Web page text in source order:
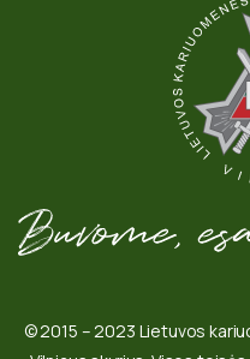
© 2015 – 2023 Lietuvos